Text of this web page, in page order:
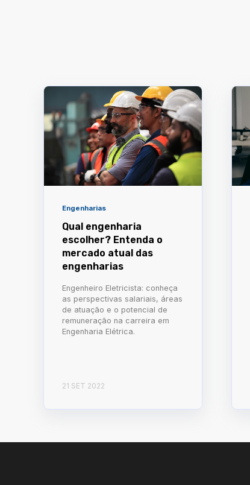
Engenharias
Qual engenharia
escolher? Entenda o
mercado atual das
engenharias
Engenheiro Eletricista: conheça
as perspectivas salariais, áreas
de atuação e o potencial de
remuneração na carreira em
Engenharia Elétrica.
21 SET 2022